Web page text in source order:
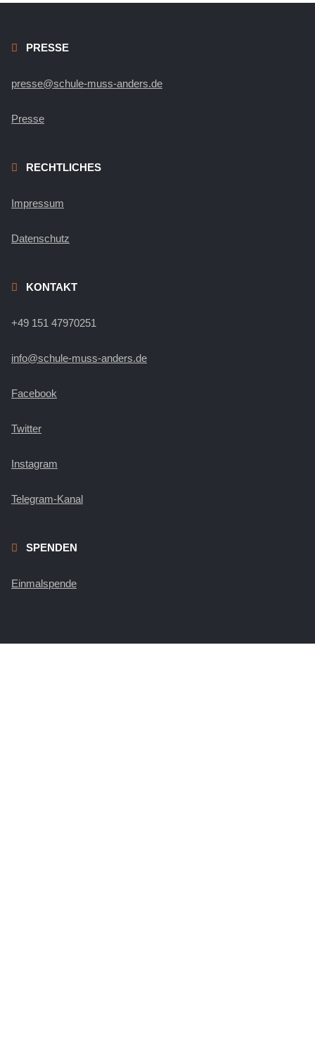
PRESSE
presse@schule-muss-anders.de
Presse
RECHTLICHES
Impressum
Datenschutz
KONTAKT
+49 151 47970251
info@schule-muss-anders.de
Facebook
Twitter
Instagram
Telegram-Kanal
SPENDEN
Einmalspende